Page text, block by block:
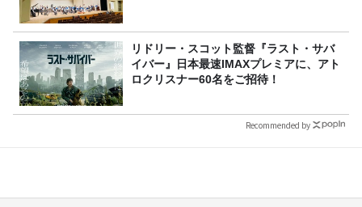
リドリー・スコット監督『ラスト・サバ
イバー』日本最速IMAXプレミアに、アト
ロクリスナー60名をご招待！
Recommended by